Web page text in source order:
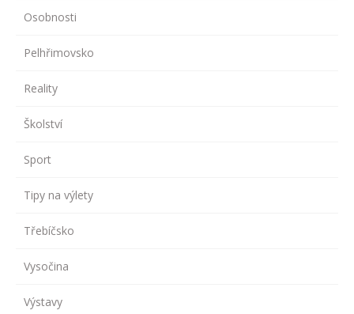
Osobnosti
Pelhřimovsko
Reality
Školství
Sport
Tipy na výlety
Třebíčsko
Vysočina
Výstavy